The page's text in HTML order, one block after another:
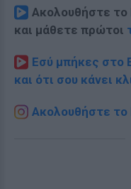
Ακολουθήστε το
και μάθετε πρώτοι
Εσύ μπήκες στο
και ότι σου κάνει
Ακολουθήστε το